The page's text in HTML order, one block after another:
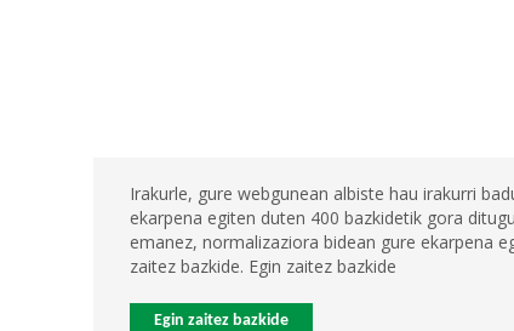
Irakurle, gure webgunean albiste hau irakurri
ekarpena egiten duten 400 bazkidetik gora
emanez, normalizaziora bidean gure ekarpena
zaitez bazkide. Egin zaitez bazkide
Egin zaitez bazkide